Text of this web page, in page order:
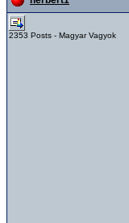
2353 Posts - Magyar Vagyok